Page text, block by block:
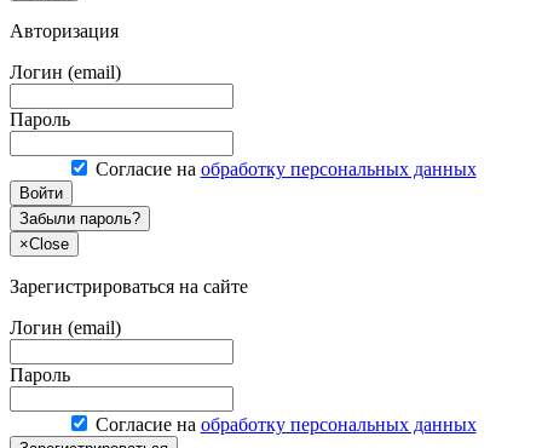
Авторизация
Логин (email)
Пароль
Согласие на обработку персональных данных
Войти
Забыли пароль?
×Close
Зарегистрироваться на сайте
Логин (email)
Пароль
Согласие на обработку персональных данных